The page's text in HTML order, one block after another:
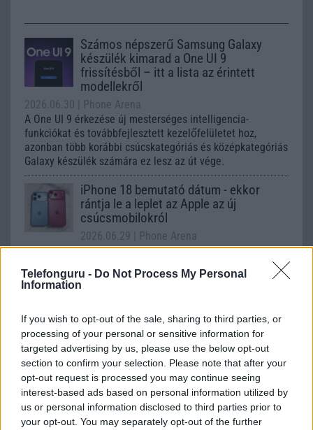
Telefonguru - Do Not Process My Personal
Information
If you wish to opt-out of the sale, sharing to third parties, or
processing of your personal or sensitive information for
targeted advertising by us, please use the below opt-out
section to confirm your selection. Please note that after your
opt-out request is processed you may continue seeing
interest-based ads based on personal information utilized by
us or personal information disclosed to third parties prior to
your opt-out. You may separately opt-out of the further
Számos népszerű Samsung Galaxy
készülék kimarad a One UI 9
frissítésből – itt a lista az érintett
modellekről
2026.06.30
| Phone Arena
A One UI 9 érkezése új mesterséges intelligencia-
funkciókat és továbbfejlesztett kezelőfelületet hoz,
azonban több korábbi csúcskategóriás és középkategóriás
Galaxy készülék számára ez lesz az út vége.
iPhone 18 bemutató dátum - ekkor
rántja le a leplet az Apple az új
csúcsmobilokról
2026.06.29
| Phone Arena
A szeptemberi eseményen az iPhone 18 Pro modellek
bemutatkozhat, miközben az áremelésekről szóló
találgatások továbbra is beárnyékolják a rajtot.
Az Android rejtett automatizmusai: hat
funkció, amely észrevétlenül könnyíti
meg a mindennapokat
2026.06.14| Android Police
Sok felhasználó külön alkalmazásokra esküszik, pedig az
Android már évek óta olyan intelligens funkciókat kínál,
amelyek maguktól dolgoznak a háttérben.